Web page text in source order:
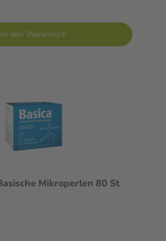
In den Warenkorb
Mikroperlen 80 St